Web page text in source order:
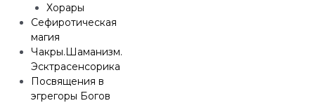
Хорары
Сефиротическая
магия
Чакры.Шаманизм.
Эсктрасенсорика
Посвящения в
эгрегоры Богов